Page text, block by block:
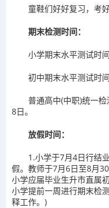
童鞋们好好复习，考好
期末检测时间：
小学期末水平测试时间
初中期末水平测试时间
普通高中(中职)统一检
8日。
放假时间：
1.小学于7月4日行结业
假。教师于7月6日至8月
小学应届毕业生升市直属
小学提前一周进行期末检
释工作。)